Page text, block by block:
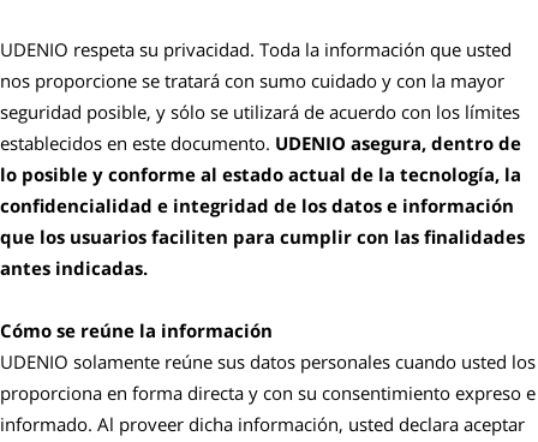
UDENIO respeta su privacidad. Toda la información que usted
nos proporcione se tratará con sumo cuidado y con la mayor
seguridad posible, y sólo se utilizará de acuerdo con los límites
establecidos en este documento. UDENIO asegura, dentro de
lo posible y conforme al estado actual de la tecnología, la
confidencialidad e integridad de los datos e información
que los usuarios faciliten para cumplir con las finalidades
antes indicadas.
Cómo se reúne la información
UDENIO solamente reúne sus datos personales cuando usted los
proporciona en forma directa y con su consentimiento expreso e
informado. Al proveer dicha información, usted declara aceptar